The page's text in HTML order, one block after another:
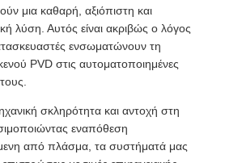
μια καθαρή, αξιόπιστη και
λύση. Αυτός είναι ακριβώς ο λόγος
ενσωματώνουν τη
PVD στις αυτοματοποιημένες
σκληρότητα και αντοχή στη
εναπόθεση
από πλάσμα, τα συστήματά μας